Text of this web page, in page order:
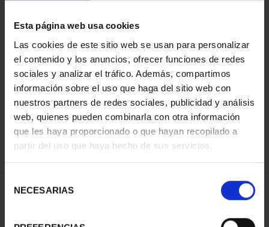
Esta página web usa cookies
Las cookies de este sitio web se usan para personalizar
el contenido y los anuncios, ofrecer funciones de redes
sociales y analizar el tráfico. Además, compartimos
información sobre el uso que haga del sitio web con
nuestros partners de redes sociales, publicidad y análisis
web, quienes pueden combinarla con otra información
que les haya proporcionado o que hayan recopilado a
partir del uso que haya hecho de sus servicios.
NECESARIAS
ORDENAR POR:
REFINAR
1 Productos encontrados